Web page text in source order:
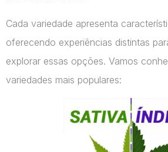
Cada variedade apresenta
oferecendo experiências distintas
explorar essas opções. Vamos
variedades mais populares: